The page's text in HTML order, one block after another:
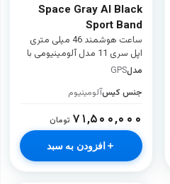
Space Gray Al Black
Sport Band
ساعت هوشمند 46 میلی متری
اپل سری 11 مدل آلومینیومی با
بند سیلیکونی
مدلGPS
جنس کیسآلومینیوم
۷۱,۵۰۰,۰۰۰ تومان
افزودن به سبد